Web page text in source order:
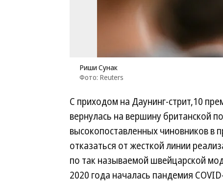
Риши Сунак
Фото: Reuters
С приходом на Даунинг-стрит,10
вернулась на вершину британской
высокопоставленных чиновников в
отказаться от жесткой линии
по так называемой швейцарской
2020 года началась пандемия